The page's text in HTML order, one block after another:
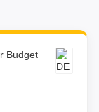
Budget